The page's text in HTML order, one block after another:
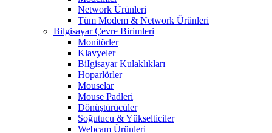
Network Ürünleri
Tüm Modem & Network Ürünleri
Bilgisayar Çevre Birimleri
Monitörler
Klavyeler
BiIgisayar Kulaklıkları
Hoparlörler
Mouselar
Mouse Padleri
Dönüştürücüler
Soğutucu & Yükselticiler
Webcam Ürünleri